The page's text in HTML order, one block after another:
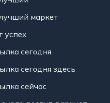
маркет
успех
сегодня
сегодня здесь
сейчас